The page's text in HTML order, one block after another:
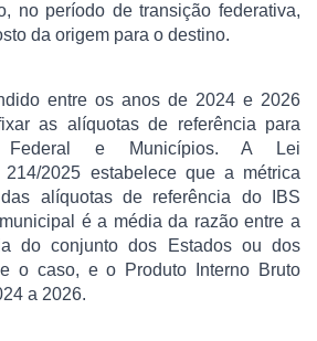
no período de transição federativa,
da origem para o destino.
entre os anos de 2024 e 2026
as alíquotas de referência para
Federal e Municípios. A Lei
214/2025 estabelece que a métrica
alíquotas de referência do IBS
é a média da razão entre a
do conjunto dos Estados ou dos
o caso, e o Produto Interno Bruto
a 2026.